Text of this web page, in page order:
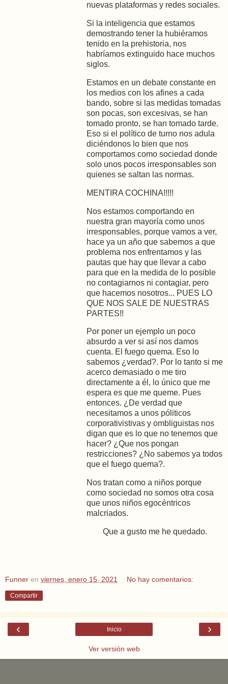
nuevas plataformas y redes sociales.
Si la inteligencia que estamos
demostrando tener la hubiéramos
tenido en la prehistoria, nos
habríamos extinguido hace muchos
siglos.
Estamos en un debate constante en
los medios con los afines a cada
bando, sobre si las medidas tomadas
son pocas, son excesivas, se han
tomado pronto, se han tomado tarde.
Eso si el político de turno nos adula
diciéndonos lo bien que nos
comportamos como sociedad donde
solo unos pocos irresponsables son
quienes se saltan las normas.
MENTIRA COCHINA!!!!!
Nos estamos comportando en
nuestra gran mayoría como unos
irresponsables, porque vamos a ver,
hace ya un año que sabemos a que
problema nos enfrentamos y las
pautas que hay que llevar a cabo
para que en la medida de lo posible
no contagiarnos ni contagiar, pero
que hacemos nosotros... PUES LO
QUE NOS SALE DE NUESTRAS
PARTES!!
Por poner un ejemplo un poco
absurdo a ver si así nos damos
cuenta. El fuego quema. Eso lo
sabemos ¿verdad?. Por lo tanto si me
acerco demasiado o me tiro
directamente a él, lo único que me
espera es que me queme. Pues
entonces. ¿De verdad que
necesitamos a unos póliticos
corporativistivas y ombliguistas nos
digan que es lo que no tenemos que
hacer? ¿Que nos pongan
restricciones? ¿No sabemos ya todos
que el fuego quema?.
Nos tratan como a niños porque
como sociedad no somos otra cosa
que unos niños egocéntricos
malcriados.
Que a gusto me he quedado.
Funner en viernes, enero 15, 2021 No hay comentarios:
Compartir
‹ ›
Inicio
Ver versión web